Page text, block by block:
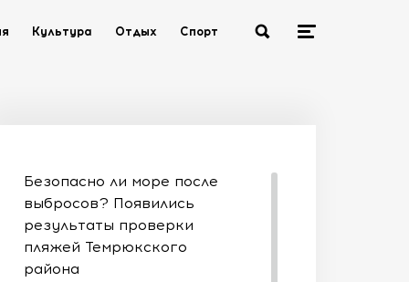
Культура Отдых Спорт
Безопасно ли море после
выбросов? Появились
результаты проверки
пляжей Темрюкского
района